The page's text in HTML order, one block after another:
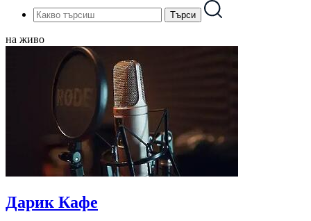
на живо
Дарик Кафе